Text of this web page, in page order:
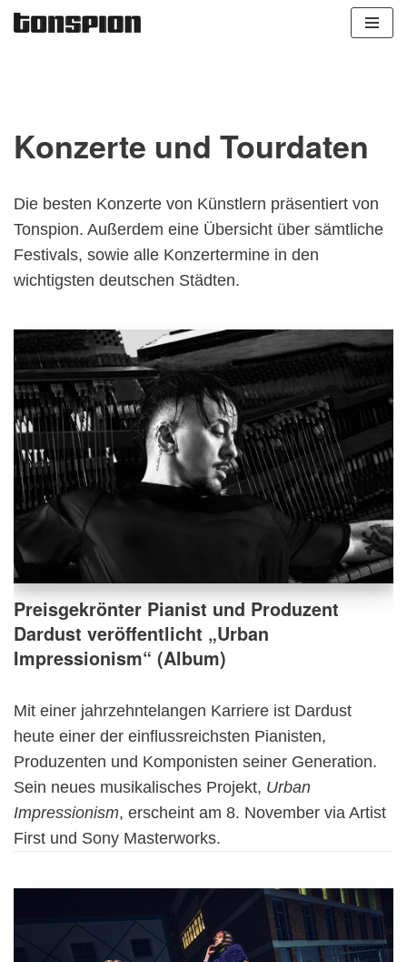
Konzerte und Tourdaten
Die besten Konzerte von Künstlern präsentiert von
Tonspion. Außerdem eine Übersicht über sämtliche
Festivals, sowie alle Konzertermine in den
wichtigsten deutschen Städten.
Preisgekrönter Pianist und Produzent
Dardust veröffentlicht „Urban
Impressionism“ (Album)
Mit einer jahrzehntelangen Karriere ist Dardust
heute einer der einflussreichsten Pianisten,
Produzenten und Komponisten seiner Generation.
Sein neues musikalisches Projekt, Urban
Impressionism, erscheint am 8. November via Artist
First und Sony Masterworks.